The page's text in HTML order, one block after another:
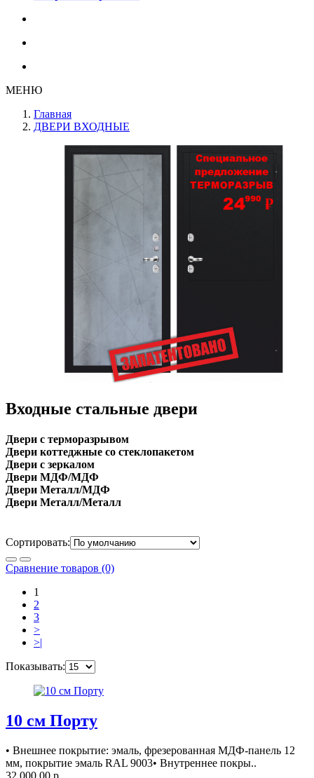
МЕНЮ
Главная
ДВЕРИ ВХОДНЫЕ
Входные стальные двери
Двери с терморазрывом
Двери коттеджные со стеклопакетом
Двери с зеркалом
Двери МДФ/МДФ
Двери Металл/МДФ
Двери Металл/Металл
Сортировать:
Сравнение товаров (0)
1
2
3
>
>|
Показывать:
10 см Порту
• Внешнее покрытие: эмаль, фрезерованная МДФ-панель 12
мм, покрытие эмаль RAL 9003• Внутреннее покры..